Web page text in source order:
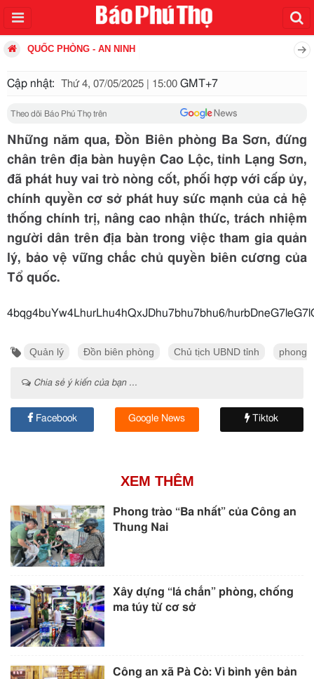
QUỐC PHÒNG - AN NINH
Cập nhật: Thứ 4, 07/05/2025 | 15:00 GMT+7
Theo dõi Báo Phú Thọ trên
Những năm qua, Đồn Biên phòng Ba Sơn, đứng
chân trên địa bàn huyện Cao Lộc, tỉnh Lạng Sơn,
đã phát huy vai trò nòng cốt, phối hợp với cấp ủy,
chính quyền cơ sở phát huy sức mạnh của cả hệ
thống chính trị, nâng cao nhận thức, trách nhiệm
người dân trên địa bàn trong việc tham gia quản
lý, bảo vệ vững chắc chủ quyền biên cương của
Tổ quốc.
Quản lý Đồn biên phòng Chủ tịch UBND tỉnh phong
Chia sẻ ý kiến của bạn ...
Facebook Google News Tiktok
XEM THÊM
Phong trào “Ba nhất” của Công an
Thung Nai
Xây dựng “lá chắn” phòng, chống
ma túy từ cơ sở
Công an xã Pà Cò: Vì bình yên bản